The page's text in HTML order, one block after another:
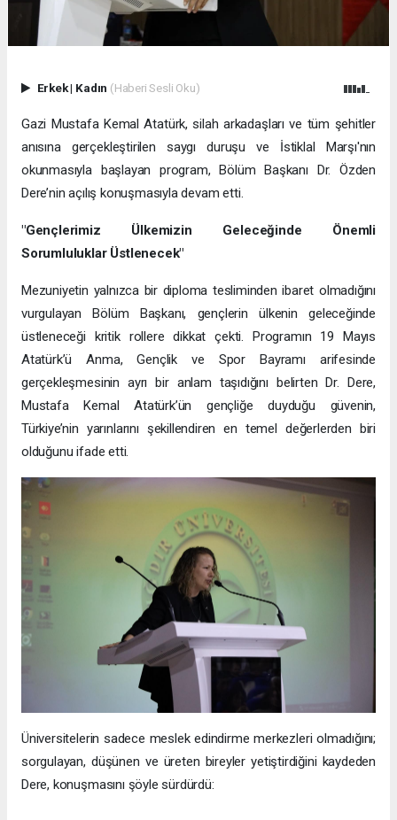
Erkek| Kadın (Haberi Sesli Oku)
Gazi Mustafa Kemal Atatürk, silah arkadaşları ve tüm şehitler
anısına gerçekleştirilen saygı duruşu ve İstiklal Marşı'nın
okunmasıyla başlayan program, Bölüm Başkanı Dr. Özden
Dere’nin açılış konuşmasıyla devam etti.
"Gençlerimiz Ülkemizin Geleceğinde Önemli
Sorumluluklar Üstlenecek"
Mezuniyetin yalnızca bir diploma tesliminden ibaret olmadığını
vurgulayan Bölüm Başkanı, gençlerin ülkenin geleceğinde
üstleneceği kritik rollere dikkat çekti. Programın 19 Mayıs
Atatürk’ü Anma, Gençlik ve Spor Bayramı arifesinde
gerçekleşmesinin ayrı bir anlam taşıdığını belirten Dr. Dere,
Mustafa Kemal Atatürk’ün gençliğe duyduğu güvenin,
Türkiye’nin yarınlarını şekillendiren en temel değerlerden biri
olduğunu ifade etti.
Üniversitelerin sadece meslek edindirme merkezleri olmadığını;
sorgulayan, düşünen ve üreten bireyler yetiştirdiğini kaydeden
Dere, konuşmasını şöyle sürdürdü: